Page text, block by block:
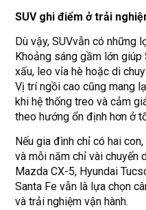
SUV ghi điểm ở trải
Dù vậy, SUVvẫn có những
Khoảng sáng gầm lớn
xấu, leo vỉa hè hoặc di
Vị trí ngồi cao cũng mang
khi hệ thống treo và cảm
theo hướng ổn định hơn ở
Nếu gia đình chỉ có hai
và mỗi năm chỉ vài chuyến
Mazda CX-5, Hyundai
Santa Fe vẫn là lựa chọn
và trải nghiệm vận hành.